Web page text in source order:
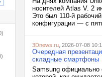
носителей Atlas V. 2
Это был 110-й
конфигурации — с
3Dnews.ru , 2026-07-08
Очередная
складные смартфоны
Samsung официально